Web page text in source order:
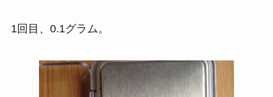
1回目、0.1グラム。